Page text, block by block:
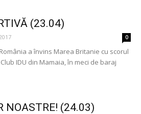
(23.04)
0
a învins Marea Britanie cu scorul
IDU din Mamaia, în meci de baraj
NOASTRE! (24.03)